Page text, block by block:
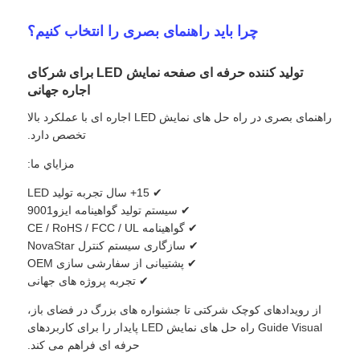
چرا باید راهنمای بصری را انتخاب کنیم؟
تولید کننده حرفه ای صفحه نمایش LED برای شرکای
اجاره جهانی
راهنمای بصری در راه حل های نمایش LED اجاره ای با عملکرد بالا
تخصص دارد.
مزاياي ما:
✔ 15+ سال تجربه تولید LED
✔ سیستم تولید گواهینامه ایزو9001
✔ گواهینامه CE / RoHS / FCC / UL
✔ سازگاری سیستم کنترل NovaStar
✔ پشتیبانی از سفارشی سازی OEM
✔ تجربه پروژه های جهانی
از رویدادهای کوچک شرکتی تا جشنواره های بزرگ در فضای باز،
Guide Visual راه حل های نمایش LED پایدار را برای کاربردهای
حرفه ای فراهم می کند.